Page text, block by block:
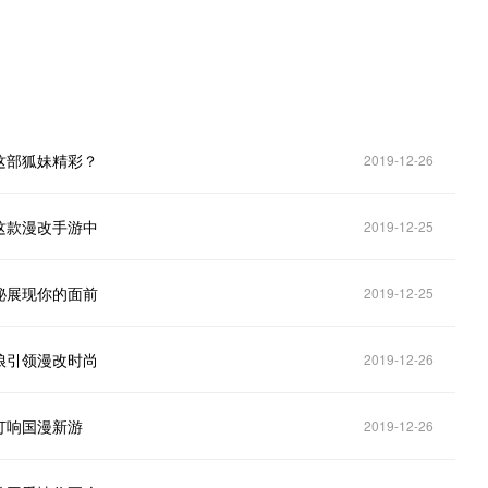
狐妹精彩？ 2019-12-26
款漫改手游中 2019-12-25
展现你的面前 2019-12-25
领漫改时尚 2019-12-26
响国漫新游 2019-12-26